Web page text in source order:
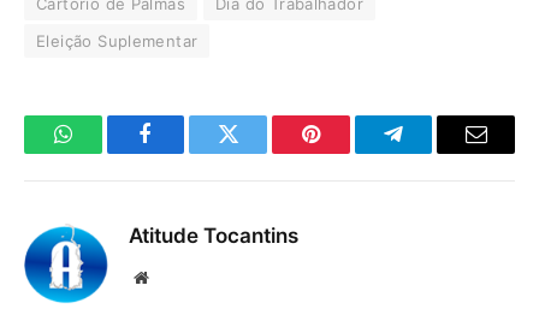
Eleição Suplementar
WhatsAppFacebookTwitter Pinterest TelegramaE-
Atitude Tocantins
Site